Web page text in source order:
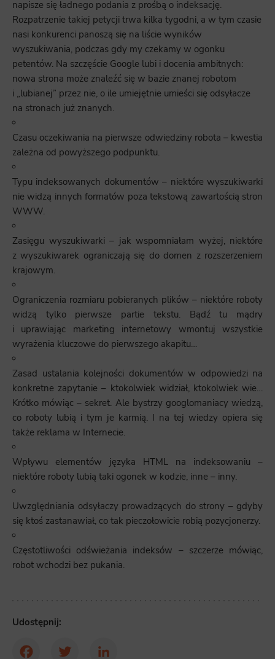
napisze się ładnego podania z prośbą o indeksację.
Rozpatrzenie takiej petycji trwa kilka tygodni, a w tym czasie
nasi konkurenci panoszą się na liście wyników
wyszukiwania, podczas gdy my czekamy w ogonku
petentów. Na szczęście Google lubi i docenia ambitnych:
nowa strona może znaleźć się w bazie znanej robotom
i „lubianej” przez nie, o ile umiejętnie umieści się odsyłacze
na stronach już znanych.
Czasu oczekiwania na pierwsze odwiedziny robota – kwestia
zależna od powyższego podpunktu.
Typu indeksowanych dokumentów – niektóre wyszukiwarki
nie widzą innych formatów poza tekstową zawartością stron
WWW.
Zasięgu wyszukiwarki – jak wspomniałam wyżej, niektóre
z wyszukiwarek ograniczają się do domen z rozszerzeniem
krajowym.
Ograniczenia rozmiaru pobieranych plików – niektóre roboty
widzą tylko pierwsze partie tekstu. Bądź tu mądry
i uprawiając marketing internetowy wmontuj wszystkie
wyrażenia kluczowe do pierwszego akapitu…
Zasad ustalania kolejności dokumentów w odpowiedzi na
konkretne zapytanie – ktokolwiek widział, ktokolwiek wie…
Krótko mówiąc – sekret. Ale bystrzy googlomaniacy wiedzą,
co roboty lubią i tym je karmią. I na tej wiedzy opiera się
także reklama w Internecie.
Wpływu elementów języka HTML na indeksowaniu –
niektóre roboty lubią taki ogonek w kodzie, inne – inny.
Uwzględniania odsyłaczy prowadzących do strony – gdyby
się ktoś zastanawiał, co tak pieczołowicie robią pozycjonerzy.
Częstotliwości odświeżania indeksów – szczerze mówiąc,
robot wchodzi bez pukania.
Udostępnij: